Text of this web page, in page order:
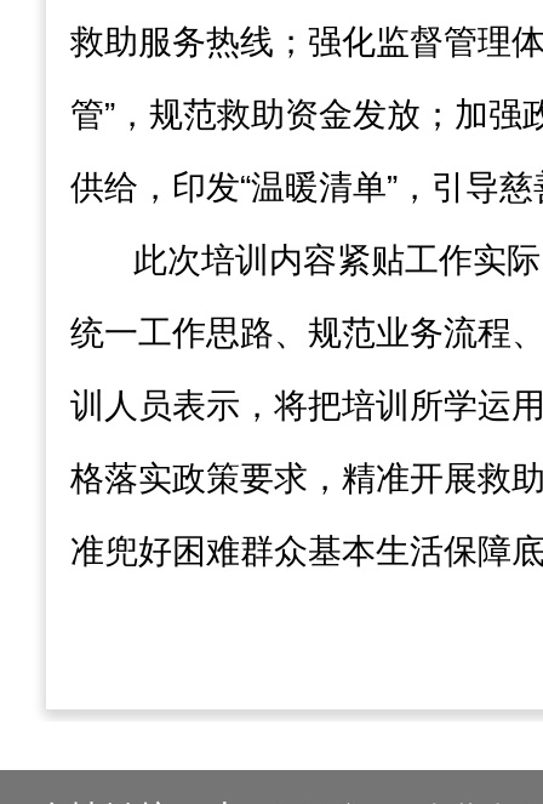
救助服务热线；强化监督管理
管”，规范救助资金发放；加强
供给，印发“温暖清单”，引导
此次培训内容紧贴工作实
统一工作思路、规范业务流程
训人员表示，将把培训所学运
格落实政策要求，精准开展救
准兜好困难群众基本生活保障